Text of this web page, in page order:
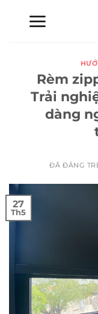
Rèm
Trải
dàng
ĐÃ ĐĂNG
27
Th5